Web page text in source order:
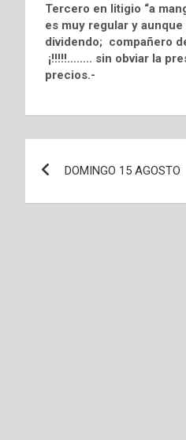
Tercero en litigio “a
es muy regular y
dividendo; compañero
¡!!!!!…….. sin obviar la
precios.-
DOMINGO 15 AGOSTO